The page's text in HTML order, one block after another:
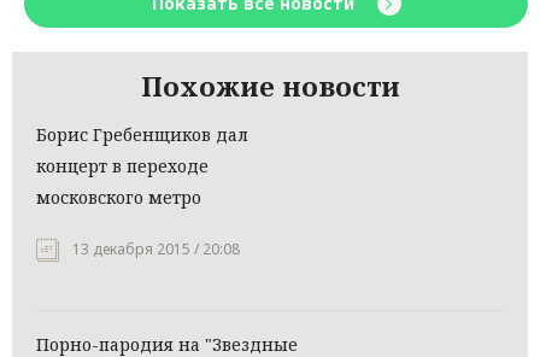
Похожие новости
Борис Гребенщиков дал
концерт в переходе
московского метро
13 декабря 2015 / 20:08
Порно-пародия на "Звездные